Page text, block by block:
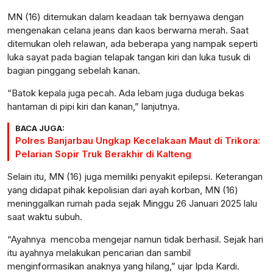
MN (16) ditemukan dalam keadaan tak bernyawa dengan
mengenakan celana jeans dan kaos berwarna merah. Saat
ditemukan oleh relawan, ada beberapa yang nampak seperti
luka sayat pada bagian telapak tangan kiri dan luka tusuk di
bagian pinggang sebelah kanan.
“Batok kepala juga pecah. Ada lebam juga duduga bekas
hantaman di pipi kiri dan kanan,” lanjutnya.
BACA JUGA:
Polres Banjarbau Ungkap Kecelakaan Maut di Trikora:
Pelarian Sopir Truk Berakhir di Kalteng
Selain itu, MN (16) juga memiliki penyakit epilepsi. Keterangan
yang didapat pihak kepolisian dari ayah korban, MN (16)
meninggalkan rumah pada sejak Minggu 26 Januari 2025 lalu
saat waktu subuh.
“Ayahnya mencoba mengejar namun tidak berhasil. Sejak hari
itu ayahnya melakukan pencarian dan sambil
menginformasikan anaknya yang hilang,” ujar Ipda Kardi.